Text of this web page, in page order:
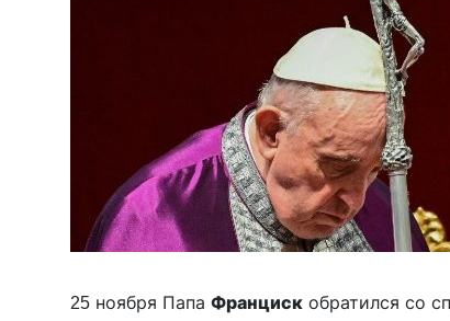
25 ноября Папа Франциск обратился со